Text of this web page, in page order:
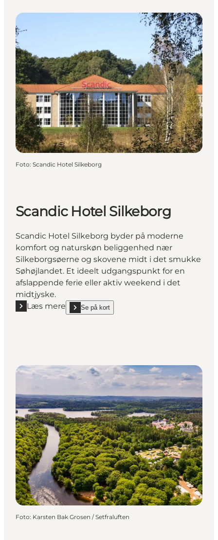
Foto: Scandic Hotel Silkeborg
Scandic Hotel Silkeborg
Scandic Hotel Silkeborg byder på moderne
komfort og naturskøn beliggenhed nær
Silkeborgsøerne og skovene midt i det smukke
Søhøjlandet. Et ideelt udgangspunkt for en
afslappende ferie eller aktiv weekend i det
midtjyske.
Læs mere
Læs mere "Scandic Hotel Silkeborg"
Se på kort
show Scandic Hotel Silkeborg on_map
Foto: Karsten Bak Grosen / Setfraluften